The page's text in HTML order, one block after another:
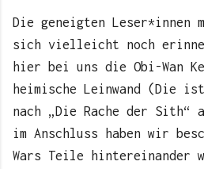
Die geneigten Leser*innen
sich vielleicht noch
hier bei uns die Obi-Wan
heimische Leinwand (Die
nach „Die Rache der Sith“
im Anschluss haben wir
Wars Teile hintereinander